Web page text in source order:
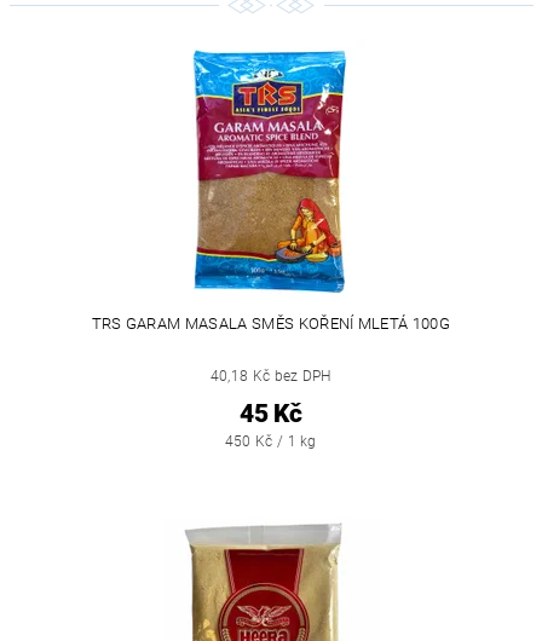
TRS GARAM MASALA SMĚS KOŘENÍ MLETÁ 100G
40,18 Kč bez DPH
45 Kč
450 Kč / 1 kg